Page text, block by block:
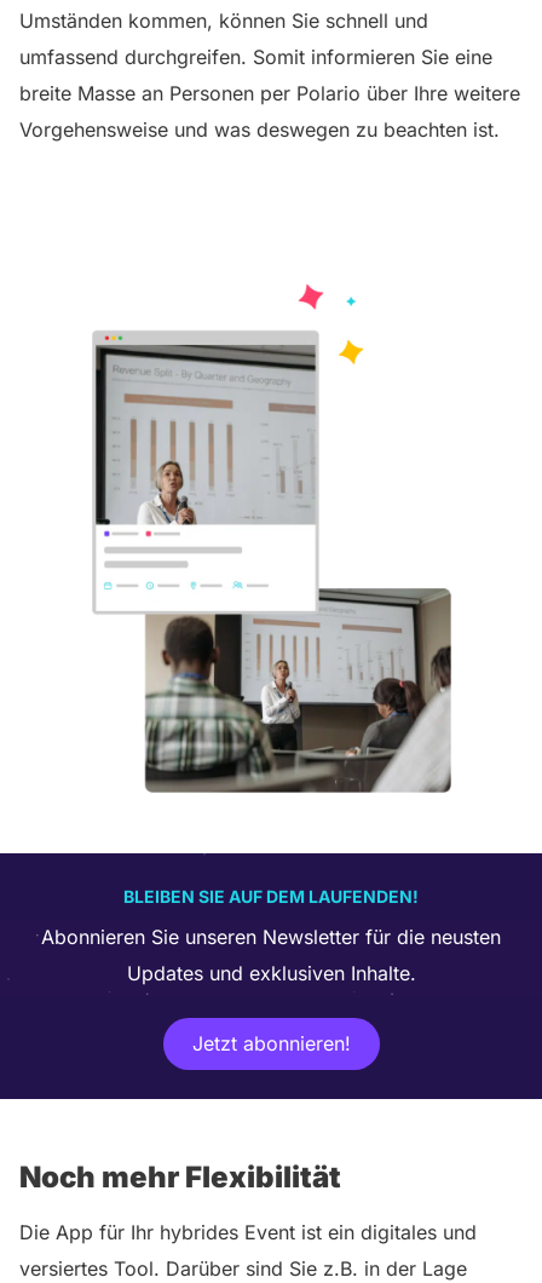
Umständen kommen, können Sie schnell und
umfassend durchgreifen. Somit informieren Sie eine
breite Masse an Personen per Polario über Ihre weitere
Vorgehensweise und was deswegen zu beachten ist.
BLEIBEN SIE AUF DEM LAUFENDEN!
Abonnieren Sie unseren Newsletter für die neusten
Updates und exklusiven Inhalte.
Jetzt abonnieren!
Noch mehr Flexibilität
Die App für Ihr hybrides Event ist ein digitales und
versiertes Tool. Darüber sind Sie z.B. in der Lage